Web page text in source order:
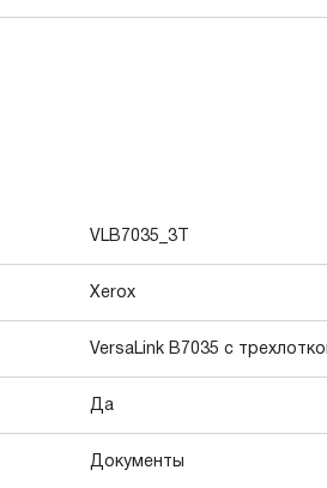
VLB7035_3T
Xerox
VersaLink B7035 с
Да
Документы